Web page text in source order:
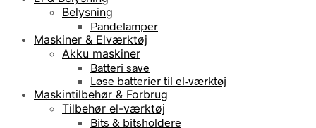
Belysning
Pandelamper
Maskiner & Elværktøj
Akku maskiner
Batteri save
Løse batterier til el-værktøj
Maskintilbehør & Forbrug
Tilbehør el-værktøj
Bits & bitsholdere